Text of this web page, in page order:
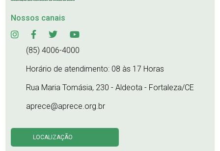
Nossos canais
(85) 4006-4000
Horário de atendimento: 08 às 17 Horas
Rua Maria Tomásia, 230 - Aldeota - Fortaleza/CE
aprece@aprece.org.br
LOCALIZAÇÃO